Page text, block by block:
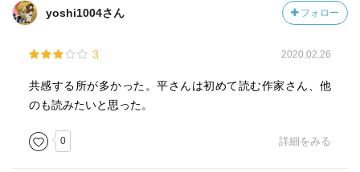
yoshi1004さん フォロー
3 2020.02.26
共感する所が多かった。平さんは初めて読む作家さん、他
のも読みたいと思った。
0 詳細をみる